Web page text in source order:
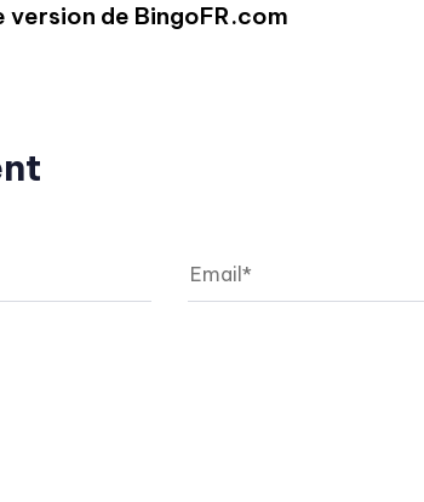
de BingoFR.com